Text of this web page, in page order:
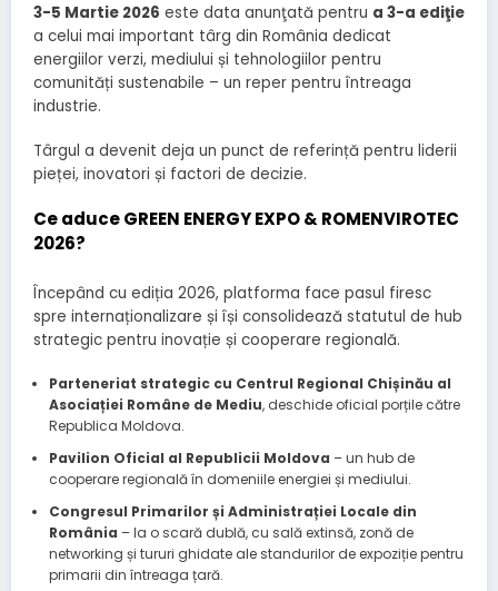
3-5 Martie 2026 este data anunţată pentru a 3-a ediţie
a celui mai important târg din România dedicat
energiilor verzi, mediului și tehnologiilor pentru
comunități sustenabile – un reper pentru întreaga
industrie.
Târgul a devenit deja un punct de referință pentru liderii
pieței, inovatori și factori de decizie.
Ce aduce GREEN ENERGY EXPO & ROMENVIROTEC
2026?
Începând cu ediția 2026, platforma face pasul firesc
spre internaționalizare și își consolidează statutul de hub
strategic pentru inovație și cooperare regională.
Parteneriat strategic cu Centrul Regional Chișinău al
Asociației Române de Mediu, deschide oficial porțile către
Republica Moldova.
Pavilion Oficial al Republicii Moldova – un hub de
cooperare regională în domeniile energiei și mediului.
Congresul Primarilor și Administrației Locale din
România – la o scară dublă, cu sală extinsă, zonă de
networking și tururi ghidate ale standurilor de expoziție pentru
primarii din întreaga țară.